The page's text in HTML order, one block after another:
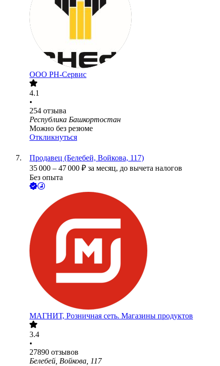
ООО РН-Сервис
4.1
•
254 отзыва
Республика Башкортостан
Можно без резюме
Откликнуться
Продавец (Белебей, Войкова, 117)
35 000 – 47 000 ₽ за месяц, до вычета налогов
Без опыта
МАГНИТ, Розничная сеть. Магазины продуктов
3.4
•
27890 отзывов
Белебей, Войкова, 117